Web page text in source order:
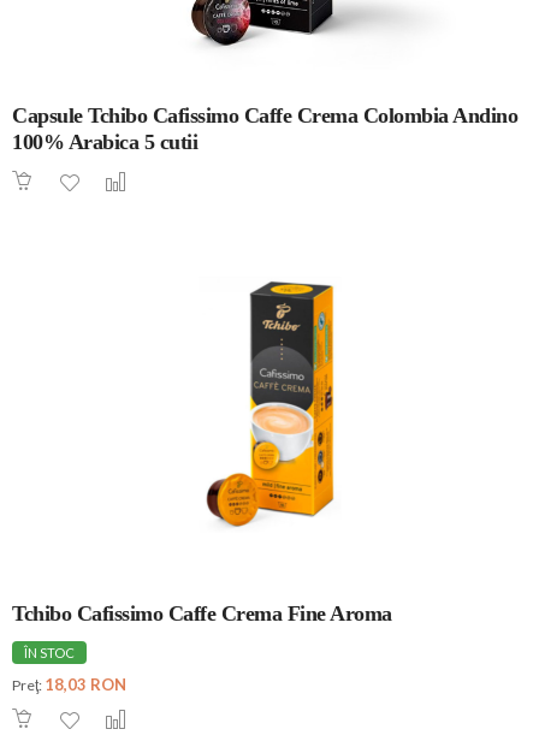
Capsule Tchibo Cafissimo Caffe Crema Colombia Andino
100% Arabica 5 cutii
Tchibo Cafissimo Caffe Crema Fine Aroma
ÎN STOC
Preţ: 18,03 RON